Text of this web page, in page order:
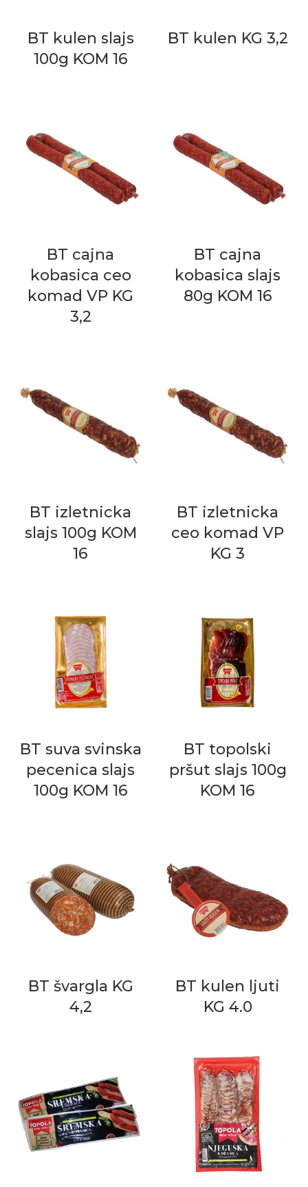
BT kulen slajs
100g KOM 16
BT kulen KG 3,2
BT cajna
kobasica ceo
komad VP KG
3,2
BT cajna
kobasica slajs
80g KOM 16
BT izletnicka
slajs 100g KOM
16
BT izletnicka
ceo komad VP
KG 3
BT suva svinska
pecenica slajs
100g KOM 16
BT topolski
pršut slajs 100g
KOM 16
BT švargla KG
4,2
BT kulen ljuti
KG 4.0